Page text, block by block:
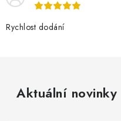
Rychlost dodání
Aktuální